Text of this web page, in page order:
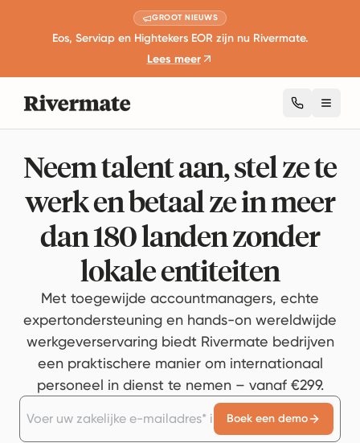
GROOT NIEUWS
Eos, Serviap en Hightekers EOR zijn nu Rivermate.
Lees meer
Neem talent aan, stel ze te
werk en betaal ze in meer
dan 180 landen zonder
lokale entiteiten
Met toegewijde accountmanagers, echte
expertondersteuning en hands-on wereldwijde
werkgeverservaring biedt Rivermate bedrijven
een praktischere manier om internationaal
personeel in dienst te nemen – vanaf €299.
Boek een demo